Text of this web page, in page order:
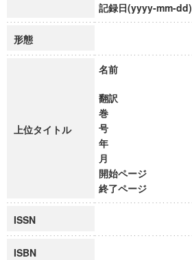
記録日(yyyy-mm-dd)
形態
上位タイトル
名前
翻訳
巻
号
年
月
開始ページ
終了ページ
ISSN
ISBN